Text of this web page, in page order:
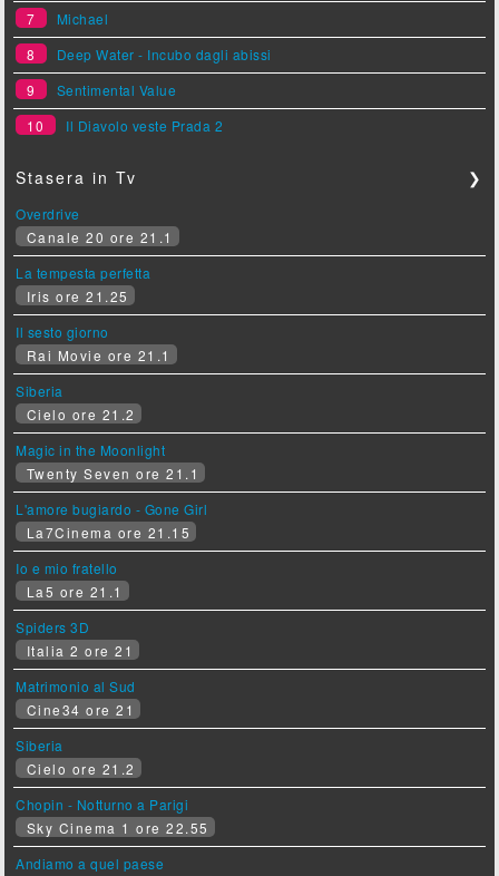
7
Michael
8
Deep Water - Incubo dagli abissi
9
Sentimental Value
10
Il Diavolo veste Prada 2
Stasera in Tv ❯
Overdrive
Canale 20 ore 21.1
La tempesta perfetta
Iris ore 21.25
Il sesto giorno
Rai Movie ore 21.1
Siberia
Cielo ore 21.2
Magic in the Moonlight
Twenty Seven ore 21.1
L'amore bugiardo - Gone Girl
La7Cinema ore 21.15
Io e mio fratello
La5 ore 21.1
Spiders 3D
Italia 2 ore 21
Matrimonio al Sud
Cine34 ore 21
Siberia
Cielo ore 21.2
Chopin - Notturno a Parigi
Sky Cinema 1 ore 22.55
Andiamo a quel paese